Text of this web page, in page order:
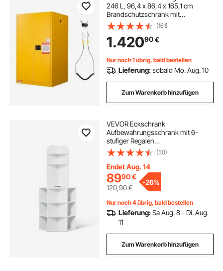
246 L, 96,4 x 86,4 x 165,1 cm
Brandschutzschrank mit
Verstellbarem Regal, Kaltgewalzter
und Verzinkter Stahl-
Brandschutzschrank, für
Gewerbliche, Industrielle Nutzung
(161)
1.42090€
Nur noch 1 übrig, bald bestellen
Lieferung:sobald Mo. Aug. 10
Zum Warenkorb hinzufügen
VEVOR Eckschrank
Aufbewahrungsschrank mit 6-
stufiger Regalen
Mehrzweckschrank (1626 mm
Hohe) mit USB-Anschlüssen und
Steckdosen und verstellbaren
Regalen, Küchenschrank für
Wohnzimmer Waschküche
(50)
Endet Aug. 14
8990€
120,90€
-26%
Nur noch 4 übrig, bald bestellen
Lieferung:Sa Aug. 8 - Di. Aug.
11
Zum Warenkorb hinzufügen